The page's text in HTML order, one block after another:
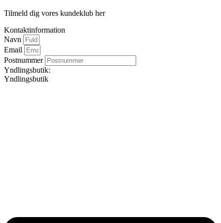
Tilmeld dig vores kundeklub her
Kontaktinformation
Navn
Email
Postnummer
Yndlingsbutik:
Yndlingsbutik